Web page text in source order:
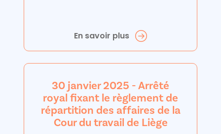
En savoir plus
30 janvier 2025 - Arrêté
royal fixant le règlement de
répartition des affaires de la
Cour du travail de Liège